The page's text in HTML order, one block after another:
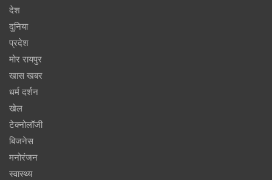
देश
दुनिया
प्रदेश
मोर रायपुर
खास खबर
धर्म दर्शन
खेल
टेक्नोलॉजी
बिजनेस
मनोरंजन
स्वास्थ्य